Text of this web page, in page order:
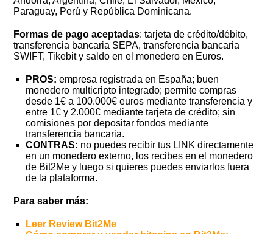
Paraguay, Perú y República Dominicana.
Formas de pago aceptadas: tarjeta de crédito/débito,
transferencia bancaria SEPA, transferencia bancaria
SWIFT, Tikebit y saldo en el monedero en Euros.
PROS:empresa registrada en España; buen
monedero multicripto integrado; permite compras
desde 1€ a 100.000€ euros mediante transferencia y
entre 1€ y 2.000€ mediante tarjeta de crédito; sin
comisiones por depositar fondos mediante
transferencia bancaria.
CONTRAS: no puedes recibir tus LINK directamente
en un monedero externo, los recibes en el monedero
de Bit2Me y luego si quieres puedes enviarlos fuera
de la plataforma.
Para saber más:
Leer Review Bit2Me